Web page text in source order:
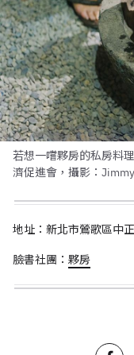
若想一嚐夥房的私房料
濟促進會，攝影：Jimmy
地址：新北市鶯歌區中
臉書社團： 夥房